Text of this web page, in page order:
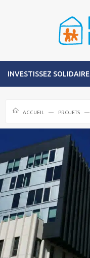
INVESTISSEZ
ACCUEIL PROJETS